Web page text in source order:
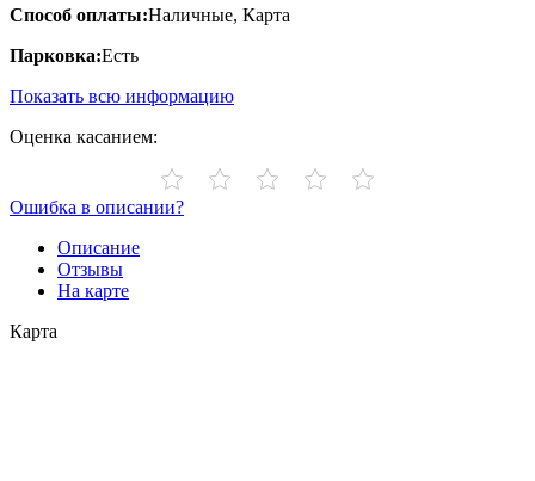
Способ оплаты:Наличные, Карта
Парковка:Есть
Показать всю информацию
Оценка касанием:
Ошибка в описании?
Описание
Отзывы
На карте
Карта